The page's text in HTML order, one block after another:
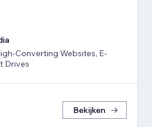
Converting Websites, E-
Drives
Bekijken